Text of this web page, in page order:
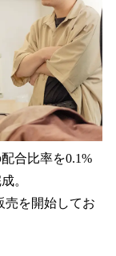
合比率を0.1%
。
売を開始してお